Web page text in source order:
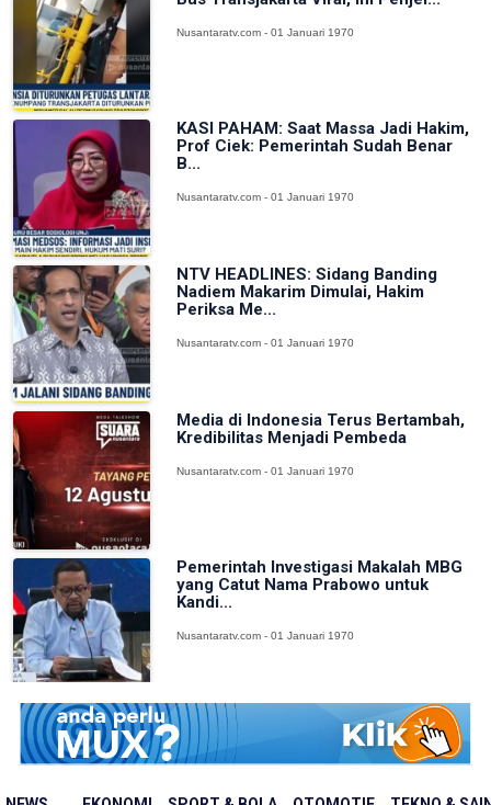
Nusantaratv.com - 01 Januari 1970
KASI PAHAM: Saat Massa Jadi Hakim,
Prof Ciek: Pemerintah Sudah Benar
B...
Nusantaratv.com - 01 Januari 1970
NTV HEADLINES: Sidang Banding
Nadiem Makarim Dimulai, Hakim
Periksa Me...
Nusantaratv.com - 01 Januari 1970
Media di Indonesia Terus Bertambah,
Kredibilitas Menjadi Pembeda
Nusantaratv.com - 01 Januari 1970
Pemerintah Investigasi Makalah MBG
yang Catut Nama Prabowo untuk
Kandi...
Nusantaratv.com - 01 Januari 1970